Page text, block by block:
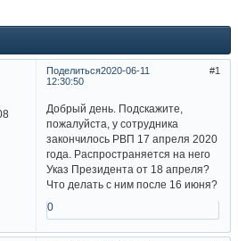
Поделиться 1
2020-06-11
12:30:50
Добрый день. Подскажите,
пожалуйста, у сотрудника
закончилось РВП 17 апреля 2020
года. Распространяется на него
Указ Президента от 18 апреля?
Что делать с ним после 16 июня?
0